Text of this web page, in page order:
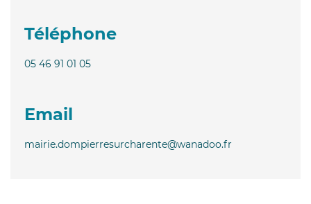
Téléphone
05 46 91 01 05
Email
mairie.dompierresurcharente@wanadoo.fr